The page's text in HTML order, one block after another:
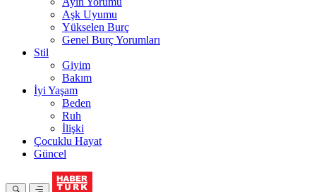
Aşk Uyumu
Yükselen Burç
Genel Burç Yorumları
Stil
Giyim
Bakım
İyi Yaşam
Beden
Ruh
İlişki
Çocuklu Hayat
Güncel